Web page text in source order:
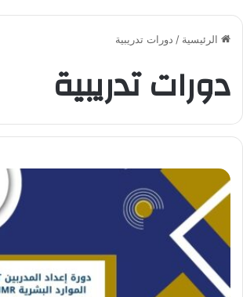
الرئيسية / دورات تدريبية
دورات تدريبية